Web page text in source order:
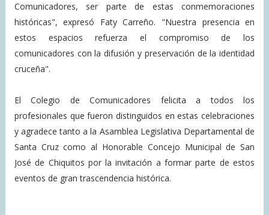
Comunicadores, ser parte de estas conmemoraciones
históricas", expresó Faty Carreño. "Nuestra presencia en
estos espacios refuerza el compromiso de los
comunicadores con la difusión y preservación de la identidad
cruceña".
El Colegio de Comunicadores felicita a todos los
profesionales que fueron distinguidos en estas celebraciones
y agradece tanto a la Asamblea Legislativa Departamental de
Santa Cruz como al Honorable Concejo Municipal de San
José de Chiquitos por la invitación a formar parte de estos
eventos de gran trascendencia histórica.